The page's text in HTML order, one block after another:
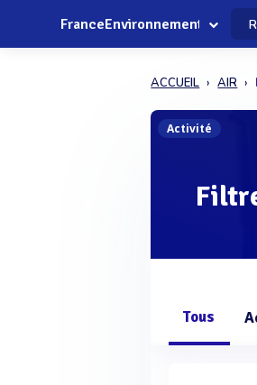
FranceEnvironnement
ACCUEIL AIR
Activité
Tous